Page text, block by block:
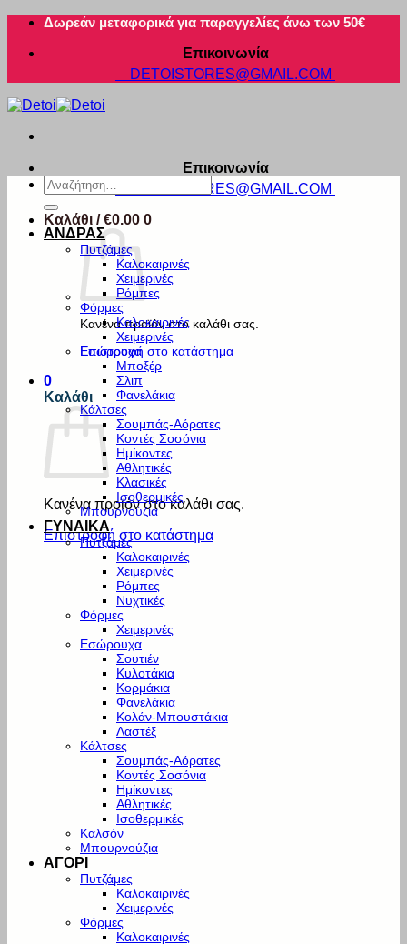
Μετάβαση
περιεχόμενο
Δωρεάν μεταφορικά για παραγγελίες άνω των 50€
Επικοινωνία
DETOISTORES@GMAIL.COM
Επικοινωνία
DETOISTORES@GMAIL.COM
Καλάθι /€0.00 0
Κανένα προϊόν στο καλάθι σας.
Επιστροφή στο κατάστημα
0
Καλάθι
Κανένα προϊόν στο καλάθι σας.
Επιστροφή στο κατάστημα
Αναζήτηση
για:
ΑΝΔΡΑΣ
Πυτζάμες
Καλοκαιρινές
Χειμερινές
Ρόμπες
Φόρμες
Καλοκαιρινές
Χειμερινές
Εσώρουχα
Μποξέρ
Σλιπ
Φανελάκια
Κάλτσες
Σουμπάς-Αόρατες
Κοντές Σοσόνια
Ημίκοντες
Αθλητικές
Κλασικές
Ισοθερμικές
Μπουρνούζια
ΓΥΝΑΙΚΑ
Πυτζάμες
Καλοκαιρινές
Χειμερινές
Ρόμπες
Νυχτικές
Φόρμες
Χειμερινές
Εσώρουχα
Σουτιέν
Κυλοτάκια
Κορμάκια
Φανελάκια
Κολάν-Μπουστάκια
Λαστέξ
Κάλτσες
Σουμπάς-Αόρατες
Κοντές Σοσόνια
Ημίκοντες
Αθλητικές
Ισοθερμικές
Καλσόν
Μπουρνούζια
ΑΓΟΡΙ
Πυτζάμες
Καλοκαιρινές
Χειμερινές
Φόρμες
Καλοκαιρινές